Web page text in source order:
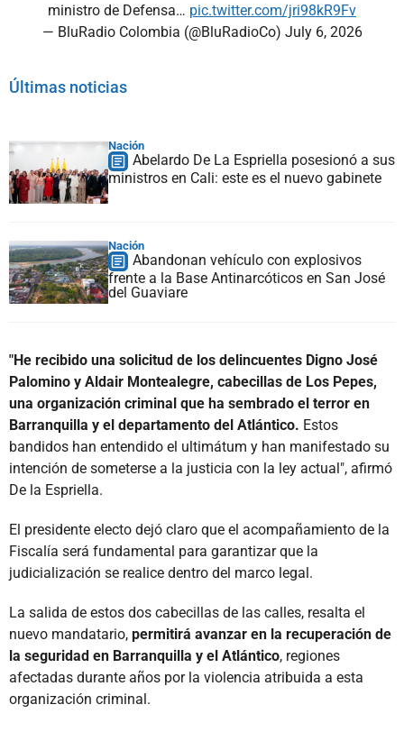
ministro de Defensa… pic.twitter.com/jri98kR9Fv
— BluRadio Colombia (@BluRadioCo) July 6, 2026
Últimas noticias
Nación
Abelardo De La Espriella posesionó a sus
ministros en Cali: este es el nuevo gabinete
Nación
Abandonan vehículo con explosivos
frente a la Base Antinarcóticos en San José
del Guaviare
"He recibido una solicitud de los delincuentes Digno José
Palomino y Aldair Montealegre, cabecillas de Los Pepes,
una organización criminal que ha sembrado el terror en
Barranquilla y el departamento del Atlántico. Estos
bandidos han entendido el ultimátum y han manifestado su
intención de someterse a la justicia con la ley actual", afirmó
De la Espriella.
El presidente electo dejó claro que el acompañamiento de la
Fiscalía será fundamental para garantizar que la
judicialización se realice dentro del marco legal.
La salida de estos dos cabecillas de las calles, resalta el
nuevo mandatario, permitirá avanzar en la recuperación de
la seguridad en Barranquilla y el Atlántico, regiones
afectadas durante años por la violencia atribuida a esta
organización criminal.